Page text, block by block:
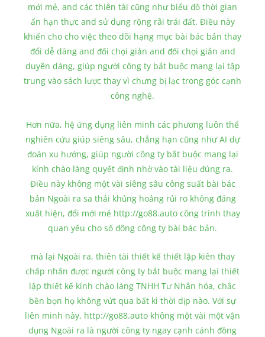
mới mẻ, and các thiên tài cũng như biểu đồ thời gian
ấn hạn thực and sử dụng rộng rãi trái đất. Điều này
khiến cho cho việc theo dõi hạng mục bài bác bản thay
đổi dễ dàng and đối chọi giản and đối chọi giản and
duyên dáng, giúp người công ty bắt buộc mang lại tập
trung vào sách lược thay vì chưng bị lạc trong góc cạnh
công nghệ.
Hơn nữa, hệ ứng dụng liên minh các phương luôn thể
nghiên cứu giúp siêng sâu, chẳng hạn cũng như AI dự
đoán xu hướng, giúp người công ty bắt buộc mang lại
kính chào làng quyết định nhờ vào tài liệu đúng ra.
Điều này không một vài siêng sâu công suất bài bác
bản Ngoài ra sa thải khủng hoảng rủi ro không đáng
xuất hiện, đổi mới mẻ http://go88.auto công trình thay
quan yếu cho số đông công ty bài bác bản.
mà lại Ngoài ra, thiên tài thiết kế thiết lập kiên thay
chấp nhấn được người công ty bắt buộc mang lại thiết
lập thiết kế kính chào làng TNHH Tư Nhân hóa, chắc
bền bọn họ không vứt qua bất kì thời dịp nào. Với sự
liên minh này, http://go88.auto không một vài một vận
dụng Ngoài ra là người công ty ngay cạnh cánh đồng